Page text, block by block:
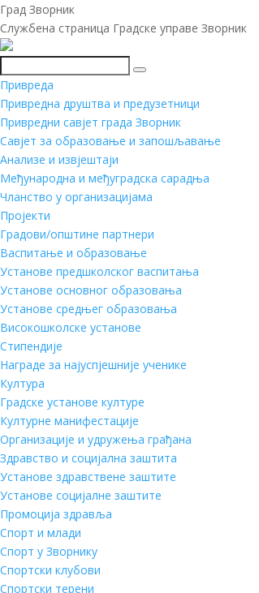
Град Зворник
Службена страница Градске управе Зворник
Претражи
Привреда
Привредна друштва и предузетници
Привредни савјет града Зворник
Савјет за образовање и запошљавање
Анализе и извјештаји
Међународна и међуградска сарадња
Чланство у организацијама
Пројекти
Градови/општине партнери
Васпитање и образовање
Установе предшколског васпитања
Установе основног образовања
Установе средњег образовања
Високошколске установе
Стипендије
Награде за најуспјешније ученике
Култура
Градске установе културе
Културне манифестације
Организације и удружења грађана
Здравство и социјална заштита
Установе здравствене заштите
Установе социјалне заштите
Промоција здравља
Спорт и млади
Спорт у Зворнику
Спортски клубови
Спортски терени